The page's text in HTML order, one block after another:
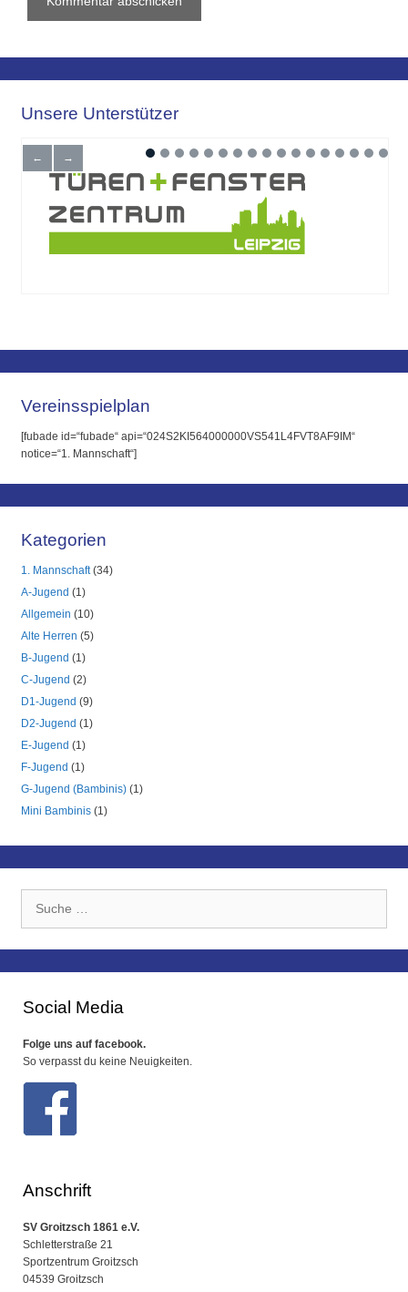
Unsere Unterstützer
← →
Vereinsspielplan
[fubade id=“fubade“ api=“024S2KI564000000VS541L4FVT8AF9IM“
notice=“1. Mannschaft“]
Kategorien
1. Mannschaft(34)
A-Jugend (1)
Allgemein (10)
Alte Herren (5)
B-Jugend (1)
C-Jugend (2)
D1-Jugend (9)
D2-Jugend (1)
E-Jugend (1)
F-Jugend (1)
G-Jugend (Bambinis) (1)
Mini Bambinis (1)
nach:
Social Media
Folge uns auf facebook.
So verpasst du keine Neuigkeiten.
Anschrift
SV Groitzsch 1861 e.V.
Schletterstraße 21
Sportzentrum Groitzsch
04539 Groitzsch